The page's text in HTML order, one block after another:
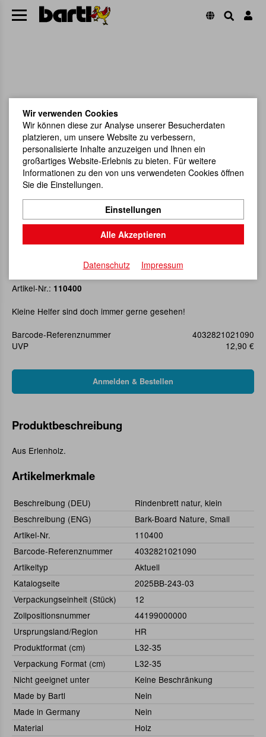
Rindenbrett natur, klein
Artikel-Nr.: 110400
Kleine Helfer sind doch immer gerne gesehen!
Barcode-Referenznummer
4032821021090
UVP
12,90 €
Produktbeschreibung
Aus Erlenholz.
Artikelmerkmale
Beschreibung (DEU)
Rindenbrett natur, klein
Beschreibung (ENG)
Bark-Board Nature, Small
Artikel-Nr.
110400
Barcode-Referenznummer
4032821021090
Artikeltyp
Aktuell
Katalogseite
2025BB-243-03
Verpackungseinheit (Stück)
12
Zollpositionsnummer
44199000000
Ursprungsland/Region
HR
Produktformat (cm)
L32-35
Verpackung Format (cm)
L32-35
Nicht geeignet unter
Keine Beschränkung
Made by Bartl
Nein
Made in Germany
Nein
Material
Holz
Wir verwenden Cookies
Wir können diese zur Analyse unserer Besucherdaten
platzieren, um unsere Website zu verbessern,
personalisierte Inhalte anzuzeigen und Ihnen ein
großartiges Website-Erlebnis zu bieten. Für weitere
Informationen zu den von uns verwendeten Cookies öffnen
Sie die Einstellungen.
Einstellungen
Alle Akzeptieren
Datenschutz Impressum